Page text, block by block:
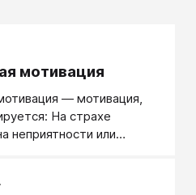
мотивация
— мотивация,
На страхе
неприятности или